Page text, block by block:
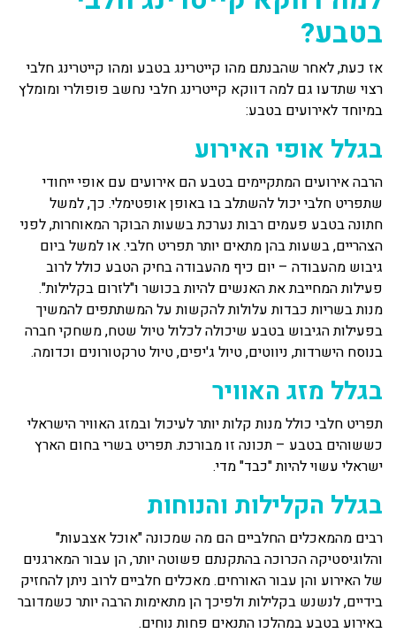
בטבע?
אז כעת, לאחר שהבנתם מהו קייטרינג בטבע ומהו קייטרינג חלבי
רצוי שתדעו גם למה דווקא קייטרינג חלבי נחשב פופולרי ומומלץ
במיוחד לאירועים בטבע:
בגלל אופי האירוע
הרבה אירועים המתקיימים בטבע הם אירועים עם אופי ייחודי
שתפריט חלבי יכול להשתלב בו באופן אופטימלי. כך, למשל
חתונה בטבע פעמים רבות נערכת בשעות הבוקר המאוחרות, לפני
הצהריים, בשעות בהן מתאים יותר תפריט חלבי. או למשל ביום
גיבוש מהעבודה – יום כיף מהעבודה בחיק הטבע כולל לרוב
פעילות המחייבת את האנשים להיות בכושר ו"לזרום בקלילות".
מנות בשריות כבדות עלולות להקשות על המשתתפים להמשיך
בפעילות הגיבוש בטבע שיכולה לכלול טיול שטח, משחקי חברה
בנוסח הישרדות, ניווטים, טיול ג'יפים, טיול טרקטורונים וכדומה.
בגלל מזג האוויר
תפריט חלבי כולל מנות קלות יותר לעיכול ובמזג האוויר הישראלי
כששוהים בטבע – תכונה זו מבורכת. תפריט בשרי בחום הארץ
ישראלי עשוי להיות "כבד" מדי.
בגלל הקלילות והנוחות
רבים מהמאכלים החלביים הם מה שמכונה "אוכל אצבעות"
והלוגיסטיקה הכרוכה בהתקנתם פשוטה יותר, הן עבור המארגנים
של האירוע והן עבור האורחים. מאכלים חלביים לרוב ניתן להחזיק
בידיים, לנשנש בקלילות ולפיכך הן מתאימות הרבה יותר כשמדובר
באירוע בטבע במהלכו התנאים פחות נוחים.